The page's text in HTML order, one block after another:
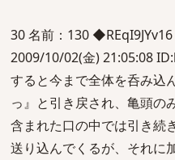
30 名前：130 ◆REqI9JYv16
2009/10/02(金) 21:05:08
すると今まで全体を呑み込
っ』と引き戻され、亀頭の
含まれた口の中では引き続
送り込んでくるが、それに